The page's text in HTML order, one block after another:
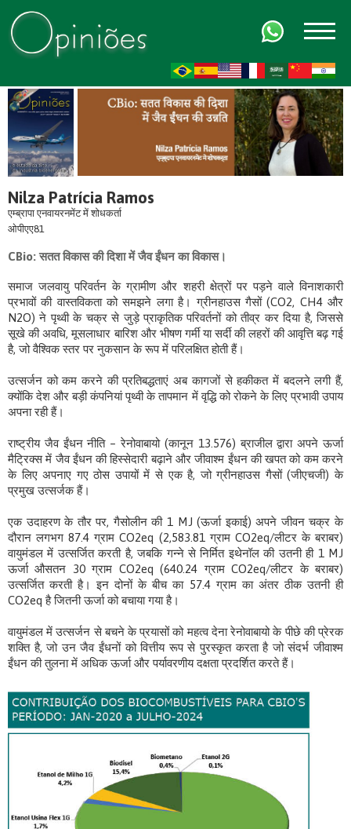
Nilza Patrícia Ramos
एम्ब्रापा एनवायरनमेंट में शोधकर्ता
ओपीएए81
CBio: सतत विकास की दिशा में जैव ईंधन का विकास।
समाज जलवायु परिवर्तन के ग्रामीण और शहरी क्षेत्रों पर पड़ने वाले विनाशकारी
प्रभावों की वास्तविकता को समझने लगा है। ग्रीनहाउस गैसों (CO2, CH4 और
N2O) ने पृथ्वी के चक्र से जुड़े प्राकृतिक परिवर्तनों को तीव्र कर दिया है, जिससे
सूखे की अवधि, मूसलाधार बारिश और भीषण गर्मी या सर्दी की लहरों की आवृत्ति बढ़ गई
है, जो वैश्विक स्तर पर नुकसान के रूप में परिलक्षित होती हैं।
उत्सर्जन को कम करने की प्रतिबद्धताएं अब कागजों से हकीकत में बदलने लगी हैं,
क्योंकि देश और बड़ी कंपनियां पृथ्वी के तापमान में वृद्धि को रोकने के लिए प्रभावी उपाय
अपना रही हैं।
राष्ट्रीय जैव ईंधन नीति – ​​रेनोवाबायो (कानून 13.576) ब्राजील द्वारा अपने ऊर्जा
मैट्रिक्स में जैव ईंधन की हिस्सेदारी बढ़ाने और जीवाश्म ईंधन की खपत को कम करने
के लिए अपनाए गए ठोस उपायों में से एक है, जो ग्रीनहाउस गैसों (जीएचजी) के
प्रमुख उत्सर्जक हैं।
एक उदाहरण के तौर पर, गैसोलीन की 1 MJ (ऊर्जा इकाई) अपने जीवन चक्र के
दौरान लगभग 87.4 ग्राम CO2eq (2,583.81 ग्राम CO2eq/लीटर के बराबर)
वायुमंडल में उत्सर्जित करती है, जबकि गन्ने से निर्मित इथेनॉल की उतनी ही 1 MJ
ऊर्जा औसतन 30 ग्राम CO2eq (640.24 ग्राम CO2eq/लीटर के बराबर)
उत्सर्जित करती है। इन दोनों के बीच का 57.4 ग्राम का अंतर ठीक उतनी ही
CO2eq है जितनी ऊर्जा को बचाया गया है।
वायुमंडल में उत्सर्जन से बचने के प्रयासों को महत्व देना रेनोवाबायो के पीछे की प्रेरक
शक्ति है, जो उन जैव ईंधनों को वित्तीय रूप से पुरस्कृत करता है जो संदर्भ जीवाश्म
ईंधन की तुलना में अधिक ऊर्जा और पर्यावरणीय दक्षता प्रदर्शित करते हैं।